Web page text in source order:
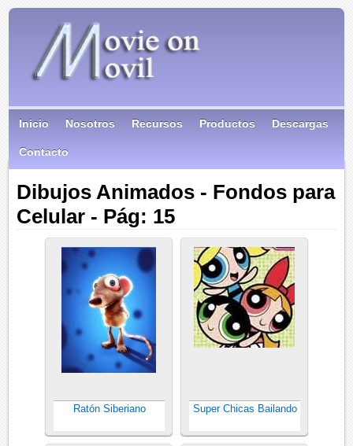
Inicio Nosotros Recursos Productos Descargas
Contacto
Dibujos Animados - Fondos para
Celular - Pág: 15
Ratón Siberiano Super Chicas Bailando